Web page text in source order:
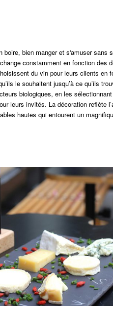
bien manger et s'amuser sans
constamment en fonction des
du vin pour leurs clients en
le souhaitent jusqu’à ce qu’ils
biologiques, en les
leurs invités. La décoration reflète
hautes qui entourent un